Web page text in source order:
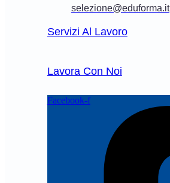
selezione@eduforma.it
Servizi Al Lavoro
Lavora Con Noi
Facebook-f